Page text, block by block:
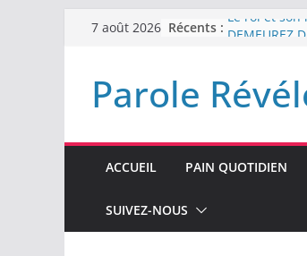
Passer7 août 2026 Récents : Le roi et son
LA NUIT QUE
LABAN
Parole
ACCUEIL PAIN QUOTIDIEN
SUIVEZ-NOUS